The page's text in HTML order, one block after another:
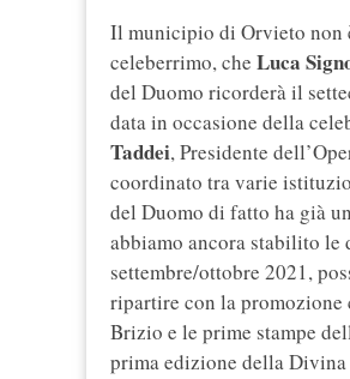
Il municipio di Orvieto non
celeberrimo, che Luca
del Duomo ricorderà il
data in occasione della
Taddei, Presidente
coordinato tra varie
del Duomo di fatto ha già
abbiamo ancora stabilito le
settembre/ottobre 2021,
ripartire con la promozione
Brizio e le prime stampe
prima edizione della